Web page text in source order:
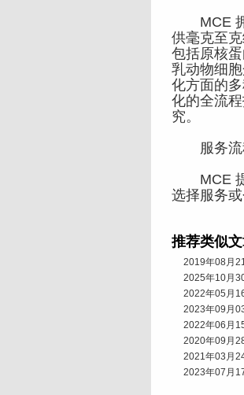
MCE 拥
供毫克至
包括原核
乳动物细
化方面的
化的全流
究。
服务流
MCE 提
选择服务或
推荐类似
2019年08月
2025年10月
2022年05月
2023年09月
2022年06月
2020年09月
2021年03月
2023年07月